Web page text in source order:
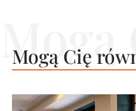
Mogą Cię